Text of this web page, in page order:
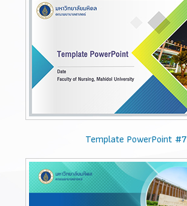
Template PowerPoint #7